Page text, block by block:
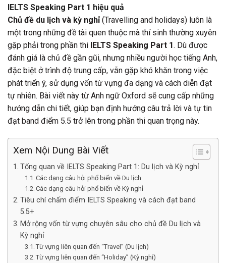
IELTS Speaking Part 1 hiệu quả
Chủ đề du lịch và kỳ nghỉ(Travelling and holidays) luôn là
một trong những đề tài quen thuộc mà thí sinh thường xuyên
gặp phải trong phần thi IELTS Speaking Part 1. Dù được
đánh giá là chủ đề gần gũi, nhưng nhiều người học tiếng Anh,
đặc biệt ở trình độ trung cấp, vẫn gặp khó khăn trong việc
phát triển ý, sử dụng vốn từ vựng đa dạng và cách diễn đạt
tự nhiên. Bài viết này từ Anh ngữ Oxford sẽ cung cấp những
hướng dẫn chi tiết, giúp bạn định hướng câu trả lời và tự tin
đạt band điểm 5.5 trở lên trong phần thi quan trọng này.
Xem Nội Dung Bài Viết
Tổng quan về IELTS Speaking Part 1: Du lịch và Kỳ nghỉ
Các dạng câu hỏi phổ biến về Du lịch
Các dạng câu hỏi phổ biến về Kỳ nghỉ
Tiêu chí chấm điểm IELTS Speaking và cách đạt band
5.5+
Mở rộng vốn từ vựng chuyên sâu cho chủ đề Du lịch và
Kỳ nghỉ
Từ vựng liên quan đến “Travel” (Du lịch)
Từ vựng liên quan đến “Holiday” (Kỳ nghỉ)